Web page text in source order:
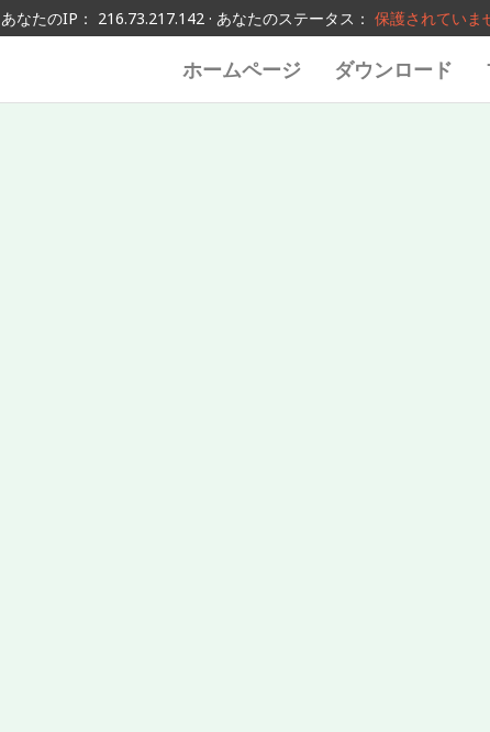
あなたのIP： 216.73.217.142 · あなたのステータス： 保護されていま
ホームページ ダウンロード